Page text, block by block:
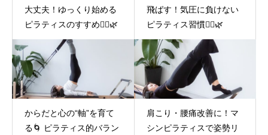
大丈夫！ゆっくり始める
ピラティスのすすめ🧘‍♀️🌿
飛ばす！気圧に負けない
ピラティス習慣🧘‍♀️🌿
からだと心の“軸”を育て
る🌀 ピラティス的バラン
肩こり・腰痛改善に！マ
シンピラティスで姿勢リ